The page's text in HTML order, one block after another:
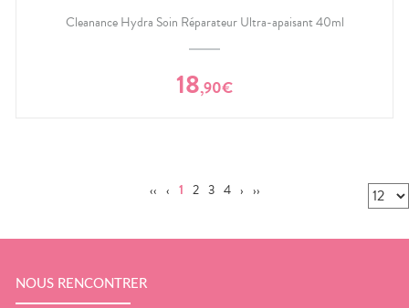
Cleanance Hydra Soin Réparateur Ultra-apaisant 40ml
18,90€
‹‹ ‹ 1 2 3 4 › ››
NOUS RENCONTRER